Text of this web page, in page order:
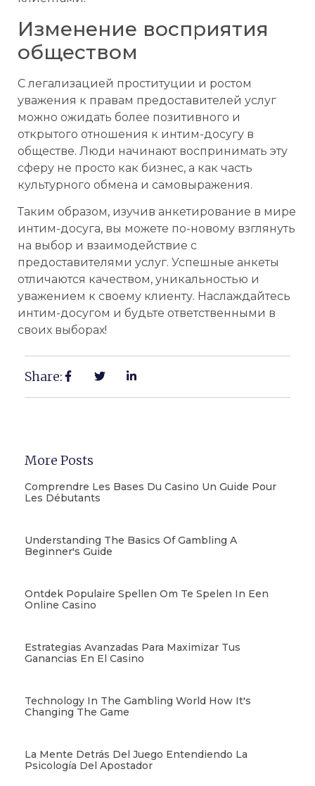
Изменение восприятия
обществом
С легализацией проституции и ростом
уважения к правам предоставителей услуг
можно ожидать более позитивного и
открытого отношения к интим-досугу в
обществе. Люди начинают воспринимать эту
сферу не просто как бизнес, а как часть
культурного обмена и самовыражения.
Таким образом, изучив анкетирование в мире
интим-досуга, вы можете по-новому взглянуть
на выбор и взаимодействие с
предоставителями услуг. Успешные анкеты
отличаются качеством, уникальностью и
уважением к своему клиенту. Наслаждайтесь
интим-досугом и будьте ответственными в
своих выборах!
Share:
More Posts
Comprendre Les Bases Du Casino Un Guide Pour
Les Débutants
Understanding The Basics Of Gambling A
Beginner's Guide
Ontdek Populaire Spellen Om Te Spelen In Een
Online Casino
Estrategias Avanzadas Para Maximizar Tus
Ganancias En El Casino
Technology In The Gambling World How It's
Changing The Game
La Mente Detrás Del Juego Entendiendo La
Psicología Del Apostador